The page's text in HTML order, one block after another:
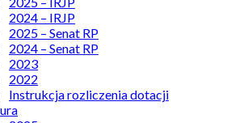
2024 – IRJP
2025 – Senat RP
2024 – Senat RP
2023
2022
Instrukcja rozliczenia dotacji